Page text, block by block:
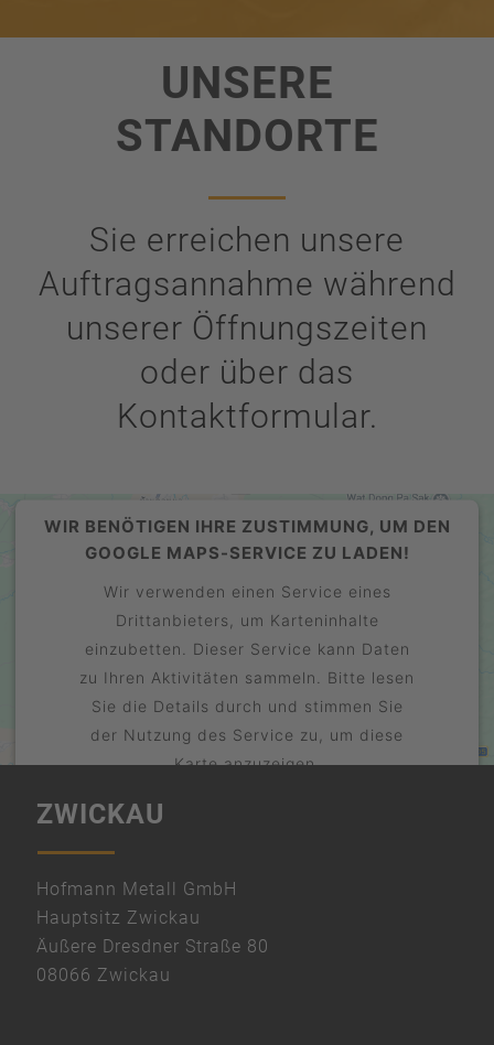
UNSERE
STANDORTE
Sie erreichen unsere
Auftragsannahme während
unserer Öffnungszeiten
oder über das
Kontaktformular.
WIR BENÖTIGEN IHRE ZUSTIMMUNG, UM DEN
GOOGLE MAPS-SERVICE ZU LADEN!
Wir verwenden einen Service eines
Drittanbieters, um Karteninhalte
einzubetten. Dieser Service kann Daten
zu Ihren Aktivitäten sammeln. Bitte lesen
Sie die Details durch und stimmen Sie
der Nutzung des Service zu, um diese
Karte anzuzeigen.
Mehr Informationen
Usercentrics Consent Management
&
ZWICKAU
Hofmann Metall GmbH
Hauptsitz Zwickau
Äußere Dresdner Straße 80
08066 Zwickau